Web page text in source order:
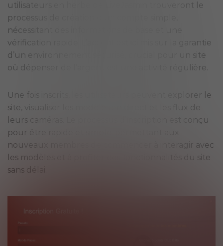
utilisateurs en herbe de LiveJasmin trouveront le
processus de création d’un compte simple,
nécessitant des informations de base et une
vérification rapide. L’accent est ici mis sur la garantie
d’un environnement sécurisé, crucial pour un site
où dépenser de l’argent est une activité régulière.
Une fois inscrits, les utilisateurs peuvent explorer le
site, visualiser les modèles en direct et les flux de
leurs caméras. Le processus d’inscription est conçu
pour être rapide et simple, permettant aux
nouveaux membres de commencer à interagir avec
les modèles et à profiter des fonctionnalités du site
sans délai.